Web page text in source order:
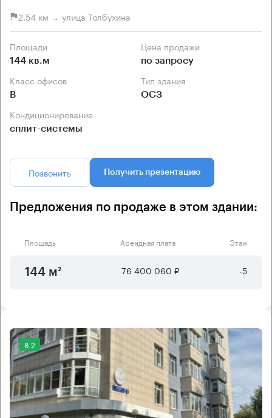
2.54 км → улица Толбухина
Площади
144 кв.м
Цена продажи
по запросу
Класс офисов
B
Тип здания
ОСЗ
Кондиционирование
сплит-системы
Позвонить Получить презентацию
Предложения по продаже в этом здании:
Площадь Арендная плата Этаж
144 м² 76 400 060 ₽ -5
8.2